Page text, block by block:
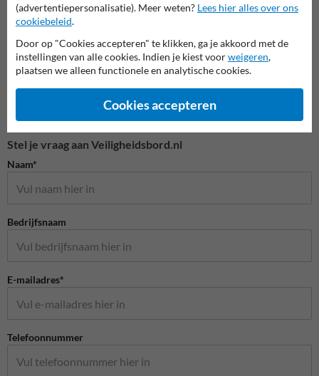
Stel je vraag aan Veiligheidsbord.nl
Naam*
Bedrijfsnaam
E-mailadres*
Telefoonnummer
(advertentiepersonalisatie). Meer weten? Lees hier alles over ons
cookiebeleid.
Door op "Cookies accepteren" te klikken, ga je akkoord met de
instellingen van alle cookies. Indien je kiest voorweigeren,
plaatsen we alleen functionele en analytische cookies.
Cookies accepteren